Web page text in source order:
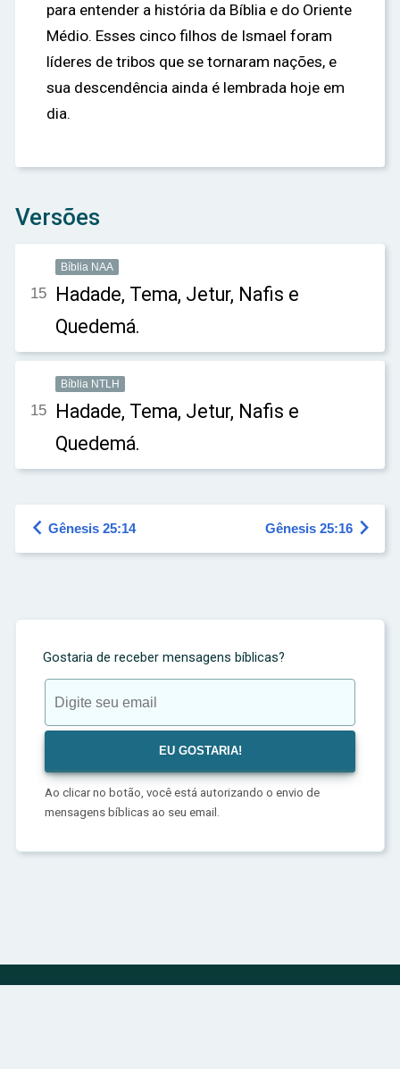
para entender a história da Bíblia e do Oriente
Médio. Esses cinco filhos de Ismael foram
líderes de tribos que se tornaram nações, e
sua descendência ainda é lembrada hoje em
dia.
Versões
Bíblia NAA
15 Hadade, Tema, Jetur, Nafis e
Quedemá.
Bíblia NTLH
15 Hadade, Tema, Jetur, Nafis e
Quedemá.
 Gênesis 25:14 Gênesis 25:16 
Gostaria de receber mensagens bíblicas?
Ao clicar no botão, você está autorizando o envio de
mensagens bíblicas ao seu email.